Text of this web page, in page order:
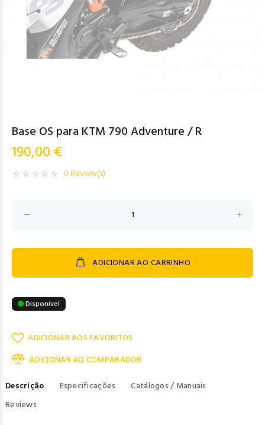
Base OS para KTM 790 Adventure / R
190,00 €
0 Review(s)
ADICIONAR AO CARRINHO
Disponível
ADICIONAR AOS FAVORITOS
ADICIONAR AO COMPARADOR
Descrição
Especificações
Catálogos / Manuais
Reviews